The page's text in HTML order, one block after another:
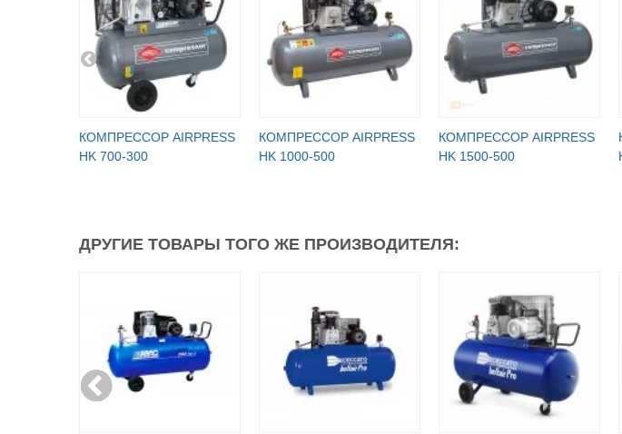
КОМПРЕССОР AIRPRESS
HK 700-300
КОМПРЕССОР AIRPRESS
HK 1000-500
КОМПРЕССОР AIRPRESS
HK 1500-500
ДРУГИЕ ТОВАРЫ ТОГО ЖЕ ПРОИЗВОДИТЕЛЯ: